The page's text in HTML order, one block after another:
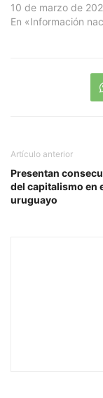
este lunes 10 de
audición en la 36. A
10 de marzo de
En «Información
Artículo anterior
Presentan
del capitalismo en
uruguayo